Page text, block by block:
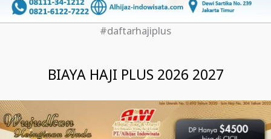
#daftarhajiplus
BIAYA HAJI PLUS 2026 2027